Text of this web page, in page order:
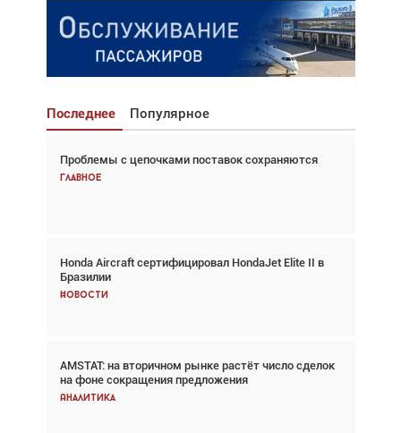
Последнее Популярное
Проблемы с цепочками поставок сохраняются
Главное
Honda Aircraft сертифицировал HondaJet Elite II в
Бразилии
Новости
AMSTAT: на вторичном рынке растёт число сделок
на фоне сокращения предложения
Аналитика
Взгляд с высоты: тандем вертолётов и БПЛА в
спасательных операциях
Авиационный фотограф Дэйв Кох: «Фотография
говорит сама за себя... а ИИ всё портит»
Новости
Проблемы с цепочками поставок сохраняются
Аналитика